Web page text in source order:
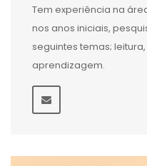
Tem experiência na
nos anos iniciais,
seguintes temas;
aprendizagem.